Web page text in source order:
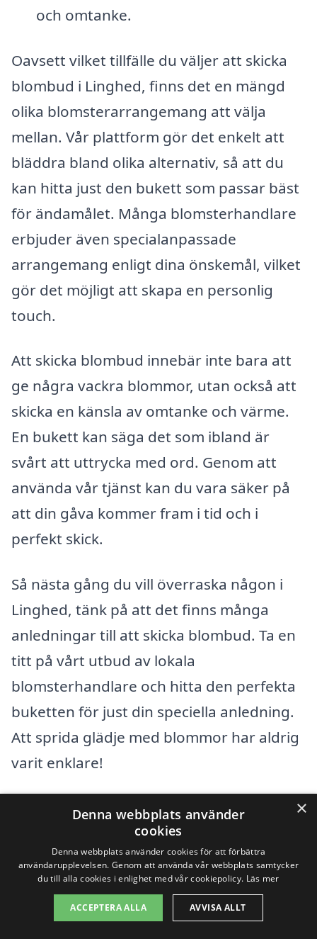
och omtanke.
Oavsett vilket tillfälle du väljer att skicka
blombud i Linghed, finns det en mängd
olika blomsterarrangemang att välja
mellan. Vår plattform gör det enkelt att
bläddra bland olika alternativ, så att du
kan hitta just den bukett som passar bäst
för ändamålet. Många blomsterhandlare
erbjuder även specialanpassade
arrangemang enligt dina önskemål, vilket
gör det möjligt att skapa en personlig
touch.
Att skicka blombud innebär inte bara att
ge några vackra blommor, utan också att
skicka en känsla av omtanke och värme.
En bukett kan säga det som ibland är
svårt att uttrycka med ord. Genom att
använda vår tjänst kan du vara säker på
att din gåva kommer fram i tid och i
perfekt skick.
Så nästa gång du vill överraska någon i
Linghed, tänk på att det finns många
anledningar till att skicka blombud. Ta en
titt på vårt utbud av lokala
blomsterhandlare och hitta den perfekta
buketten för just din speciella anledning.
Att sprida glädje med blommor har aldrig
varit enklare!
Populära återförsäljare
Se urvalet av buketter
Köp blommor online –
×
Denna webbplats använder
cookies
Denna webbplats använder cookies för att förbättra
användarupplevelsen. Genom att använda vår webbplats samtycker
du till alla cookies i enlighet med vår cookiepolicy. Läs mer
ACCEPTERA ALLA AVVISA ALLT